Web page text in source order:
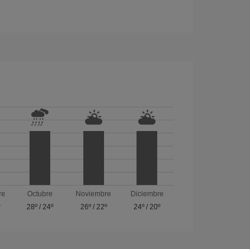
Octubre
28º /24º
Noviembre
26º/ 22º
Diciembre
24º /20º